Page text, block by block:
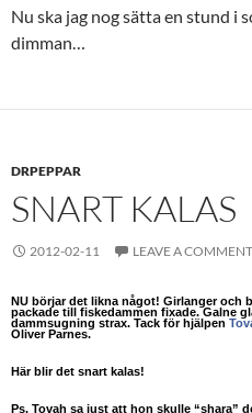
Nu ska jag nog sätta en stund i
dimman…
DRPEPPAR
SNART KALAS
2012-02-11 LEAVE A COMMENT
NU börjar det likna något! Girlanger och
packade till fiskedammen fixade. Galne
dammsugning strax. Tack för hjälpen
Oliver Parnes.
Här blir det snart kalas!
Ps. Tovah sa just att hon skulle “shara”